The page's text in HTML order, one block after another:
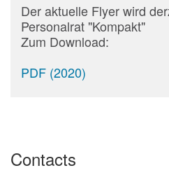
Der aktuelle Flyer wird
Personalrat "Kompakt"
Zum Download:
PDF (2020)
Contacts